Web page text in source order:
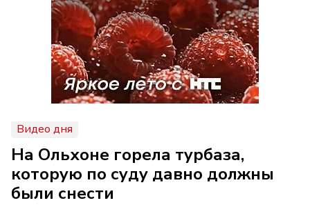
Видео дня
На Ольхоне горела турбаза,
которую по суду давно должны
были снести